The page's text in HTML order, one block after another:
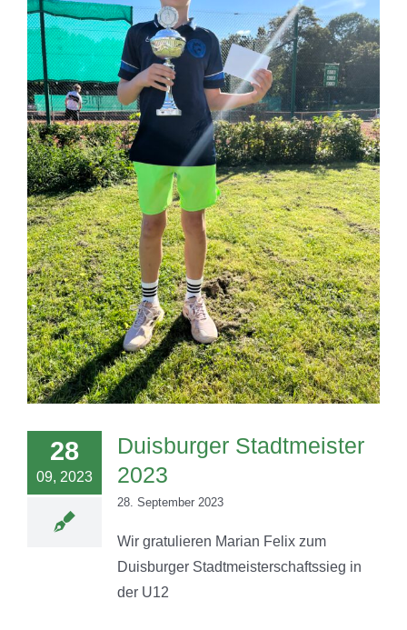
28
09, 2023
Duisburger Stadtmeister
2023
28. September 2023
Wir gratulieren Marian Felix zum
Duisburger Stadtmeisterschaftssieg in
der U12